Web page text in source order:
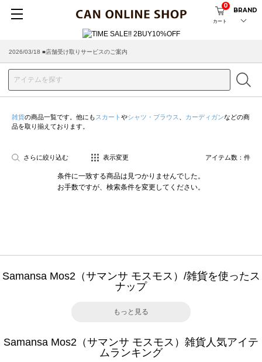
カート
0
BRAND
2026/03/18 ■店舗受け取りサービスのご案内
雑貨の商品一覧です。他にも スカート やシャツ・ブラウス カーディガンなどの商
品を取り揃えております。
さらに絞り込む 表示変更 アイテム数： 件
条件に一致する商品は見つかりませんでした。
お手数ですが、検索条件を変更してください。
Samansa Mos2（サマンサ モスモス）/雑貨を使ったス
ナップ
もっと見る
Samansa Mos2（サマンサ モスモス）雑貨人気アイテ
ムランキング